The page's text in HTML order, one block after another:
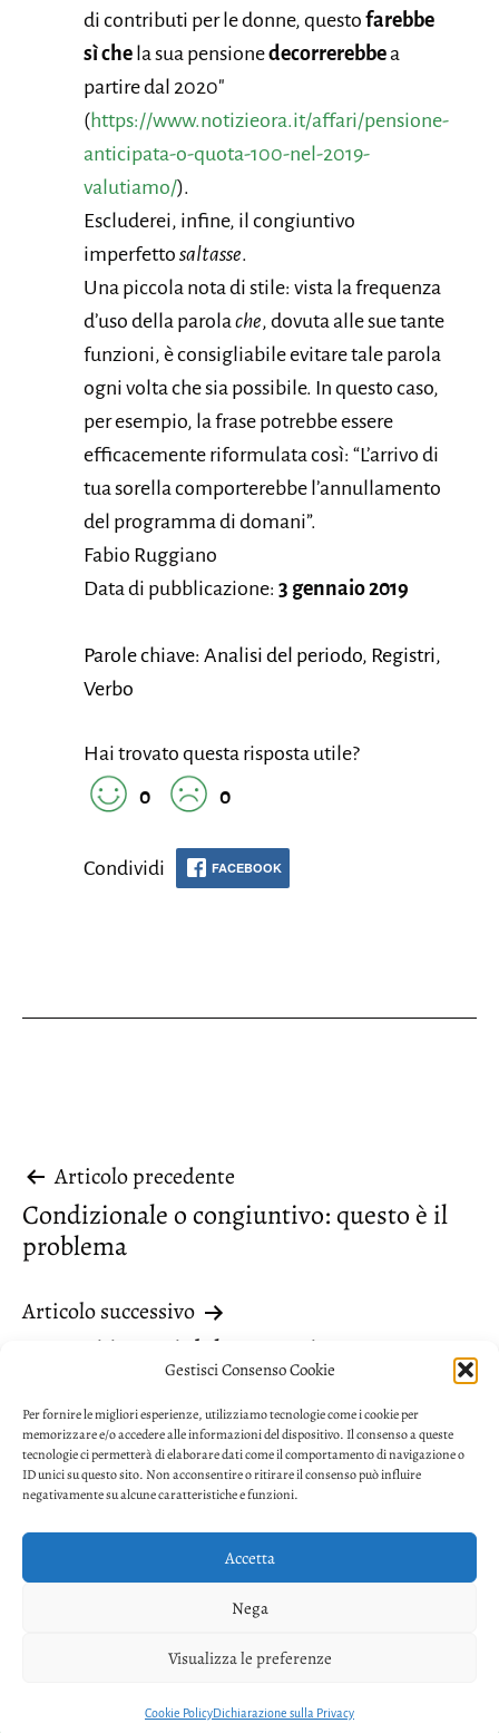
Gestisci Consenso Cookie
Per fornire le migliori esperienze, utilizziamo tecnologie come i cookie per
memorizzare e/o accedere alle informazioni del dispositivo. Il consenso a queste
tecnologie ci permetterà di elaborare dati come il comportamento di navigazione o
ID unici su questo sito. Non acconsentire o ritirare il consenso può influire
negativamente su alcune caratteristiche e funzioni.
Accetta
Nega
Visualizza le preferenze
Cookie PolicyDichiarazione sulla Privacy
di contributi per le donne, questo farebbe
sì che la sua pensionedecorrerebbea
partire dal 2020″
(https://www.notizieora.it/affari/pensione-
anticipata-o-quota-100-nel-2019-
valutiamo/).
Escluderei, infine, il congiuntivo
imperfetto saltasse.
Una piccola nota di stile: vista la frequenza
d’uso della parolache, dovuta alle sue tante
funzioni, è consigliabile evitare tale parola
ogni volta che sia possibile. In questo caso,
per esempio, la frase potrebbe essere
efficacemente riformulata così: “L’arrivo di
tua sorella comporterebbe l’annullamento
del programma di domani”.
Fabio Ruggiano
Data di pubblicazione: 3 gennaio 2019
Parole chiave: Analisi del periodo, Registri,
Verbo
Hai trovato questa risposta utile?
0
0
Condividi FACEBOOK
Navigazione
articoli
Articolo precedente
Condizionale o congiuntivo: questo è il
problema
Articolo successivo
I tempi incerti del meccanico